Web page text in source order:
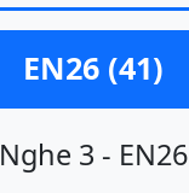
EN26 (41)
Nghe 3 - EN26